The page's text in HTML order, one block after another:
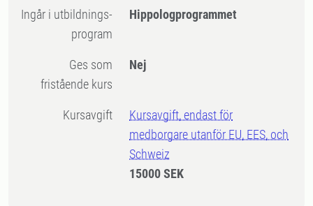
Ingår i utbildnings-
program
Hippologprogrammet
Ges som
fristående kurs
Nej
Kursavgift
Kursavgift, endast för
medborgare utanför EU, EES, och
Schweiz
15000 SEK